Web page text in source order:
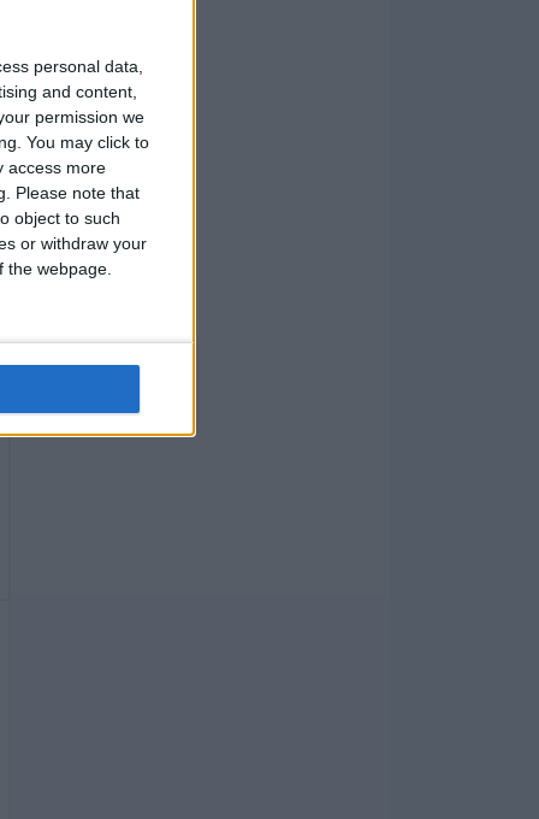
personal data,
and content,
permission we
You may click to
access more
Please note that
object to such
or withdraw your
webpage.